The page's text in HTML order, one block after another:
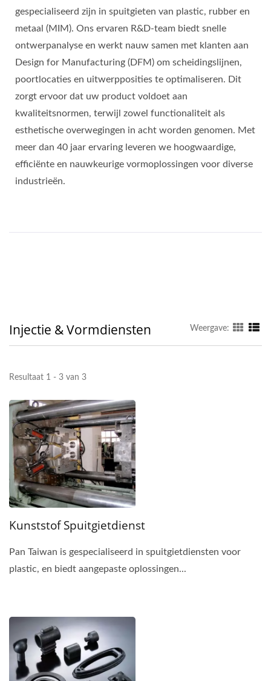
gespecialiseerd zijn in spuitgieten van plastic, rubber en
metaal (MIM). Ons ervaren R&D-team biedt snelle
ontwerpanalyse en werkt nauw samen met klanten aan
Design for Manufacturing (DFM) om scheidingslijnen,
poortlocaties en uitwerpposities te optimaliseren. Dit
zorgt ervoor dat uw product voldoet aan
kwaliteitsnormen, terwijl zowel functionaliteit als
esthetische overwegingen in acht worden genomen. Met
meer dan 40 jaar ervaring leveren we hoogwaardige,
efficiënte en nauwkeurige vormoplossingen voor diverse
industrieën.
Injectie & Vormdiensten Weergave:
Resultaat 1 - 3 van 3
Kunststof Spuitgietdienst
Pan Taiwan is gespecialiseerd in spuitgietdiensten voor
plastic, en biedt aangepaste oplossingen...